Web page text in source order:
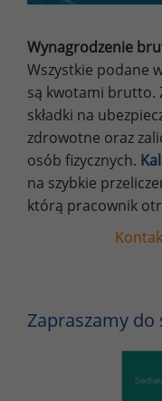
Wynagrodzenie
Wszystkie podane
są kwotami brutto.
składki na
zdrowotne oraz
osób fizycznych.
na szybkie
którą pracownik
Zapraszamy